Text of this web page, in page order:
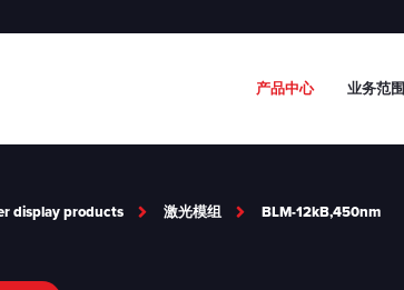
产品中心 业务范围
display products 激光模组 BLM-12kB,450nm